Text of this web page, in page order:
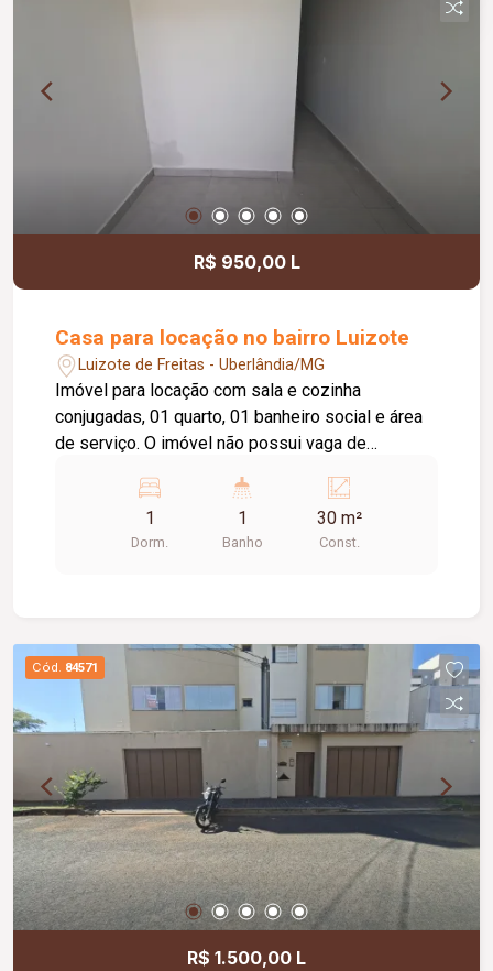
R$ 950,00 L
Casa para locação no bairro Luizote
Luizote de Freitas - Uberlândia/MG
Imóvel para locação com sala e cozinha
conjugadas, 01 quarto, 01 banheiro social e área
de serviço. O imóvel não possui vaga de
Aproveite a oportunidade de conhecer este
1
Dorm.
1
Banho
30 m²
Const.
Cód. 84571
R$ 1.500,00 L